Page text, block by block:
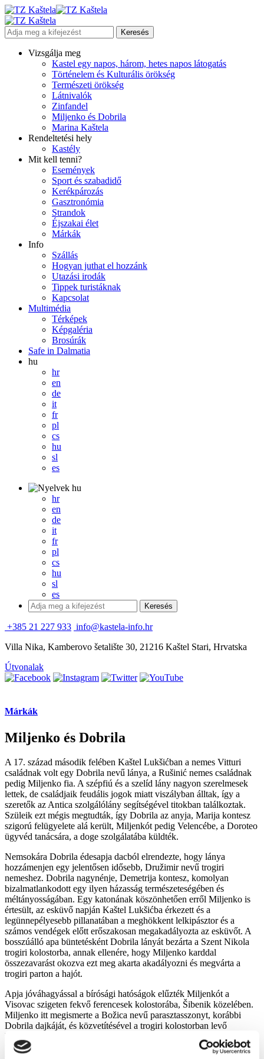
Vizsgálja meg
Kastel egy napos, három, hetes napos látogatás
Történelem és Kulturális örökség
Természeti örökség
Látnivalók
Zinfandel
Miljenko és Dobrila
Marina Kaštela
Rendeltetési hely
Kastély
Mit kell tenni?
Események
Sport és szabadidő
Kerékpározás
Gasztronómia
Strandok
Éjszakai élet
Márkák
Info
Szállás
Hogyan juthat el hozzánk
Utazási irodák
Tippek turistáknak
Kapcsolat
Multimédia
Térképek
Képgaléria
Brosúrák
Safe in Dalmatia
hu
hr
en
de
it
fr
pl
cs
hu
sl
es
hu
hr
en
de
it
fr
pl
cs
hu
sl
es
+385 21 227 933 info@kastela-info.hr
Villa Nika, Kamberovo šetalište 30, 21216 Kaštel Stari, Hrvatska
Útvonalak
Márkák
Miljenko és Dobrila
A 17. század második felében Kaštel Lukšićban a nemes Vitturi
családnak volt egy Dobrila nevű lánya, a Rušinić nemes családnak
pedig Miljenko fia. A szépfiú és a szelíd lány nagyon szerelmesek
lettek, de családjaik feudális jogok miatt viszályban álltak, így a
szeretők az Antica szolgálólány segítségével titokban találkoztak.
Szüleik ezt mégis megtudták, így Dobrila az anyja, Marija kontesz
szigorú felügyelete alá került, Miljenkót pedig Velencébe, a Doroteo
ügyvéd tanácsára, a doge szolgálatába küldték.
Nemsokára Dobrila édesapja dacból elrendezte, hogy lánya
hozzámenjen egy jelentősen idősebb, Družimir nevű trogiri
nemeshez. Dobrila nagynénje, Demetrija kontesz, komolyan
bizalmatlankodott egy ilyen házasság természeteségében és
méltányosságában. Egy katonának köszönhetően erről Miljenko is
értesült, az esküvő napján Kaštel Lukšićba érkezett és a
legünnepélyesebb pillanatában a meghökkent lelkipásztor és a
számos vendégek előtt erőszakosan megakadályozta az esküvőt. A
bosszúálló apa büntetésként Dobrila lányát bezárta a Szent Nikola
trogiri kolostorba, annak ellenére, hogy Miljenko karddal
összezavarást okozva ezt meg akarta akadályozni és megvárta a
trogiri parton a hajót.
Apja jóváhagyással a bírósági hatóságok elűzték Miljenkót a
Visovac szigeten fekvő ferencesek kolostorába, Šibenik közelében.
Miljenko itt megismerte a Božica nevű parasztasszonyt, korábbi
Dobrila dajkáját, és közvetítésével a trogiri kolostorban levő
kedvesének azt üzente, hogy szökjön meg. Dobrila ezt meg is tette,
ügyesen félrevezetve a Gertruda apácafőnöknőt, de Miljenko nem